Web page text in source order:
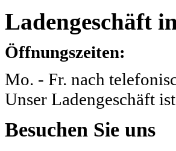
Ladengeschäft
Öffnungszeiten:
Mo. - Fr. nach
Unser Ladengeschäft
Besuchen Sie uns